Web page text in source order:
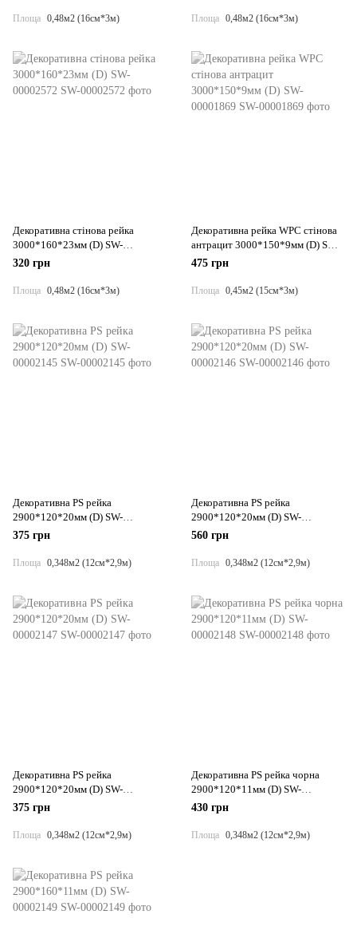
Площа 0,48м2 (16см*3м) Площа 0,48м2 (16см*3м)
Декоративна стінова рейка
3000*160*23мм (D) SW-
00002572
320 грн
Площа 0,48м2 (16см*3м)
Декоративна рейка WPC стінова
антрацит 3000*150*9мм (D) SW-
00001869
475 грн
Площа 0,45м2 (15см*3м)
Декоративна PS рейка
2900*120*20мм (D) SW-
00002145
375 грн
Площа 0,348м2 (12см*2,9м)
Декоративна PS рейка
2900*120*20мм (D) SW-
00002146
560 грн
Площа 0,348м2 (12см*2,9м)
Декоративна PS рейка
2900*120*20мм (D) SW-
00002147
375 грн
Площа 0,348м2 (12см*2,9м)
Декоративна PS рейка чорна
2900*120*11мм (D) SW-
00002148
430 грн
Площа 0,348м2 (12см*2,9м)